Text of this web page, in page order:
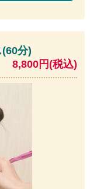
(60分)
8,800円(税込)